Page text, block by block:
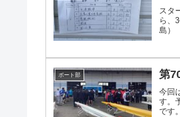
スタ
ら、
島）
ボート部 第
今回
す。
です